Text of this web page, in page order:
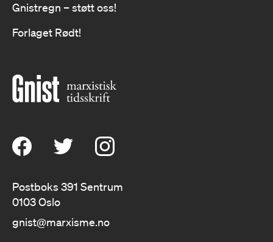
Gnistregn – støtt oss!
Forlaget Rødt!
Postboks 391 Sentrum
0103 Oslo
gnist@marxisme.no